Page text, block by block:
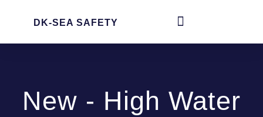
DK-SEA SAFETY
New - High Water